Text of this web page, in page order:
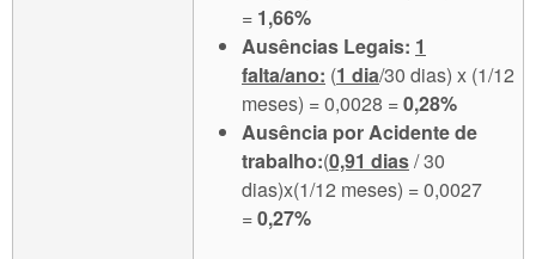
= 1,66%
Ausências Legais: 1
falta/ano: (1 dia/30 dias) x (1/12
meses) = 0,0028 =0,28%
Ausência por Acidente de
trabalho:(0,91 dias/ 30
dias)x(1/12 meses) = 0,0027
=0,27%